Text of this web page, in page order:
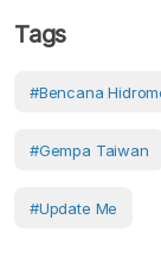
Tags
#bencana
#gempa Taiwan
#Update Me